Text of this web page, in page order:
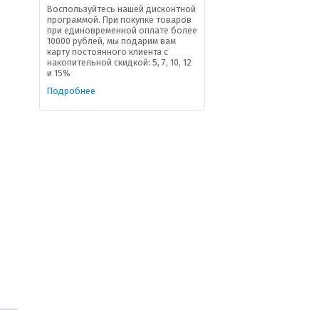
Воспользуйтесь нашей дисконтной
программой. При покупке товаров
при единовременной оплате более
10000 рублей, мы подарим вам
карту постоянного клиента с
накопительной скидкой: 5, 7, 10, 12
и 15%
Подробнее